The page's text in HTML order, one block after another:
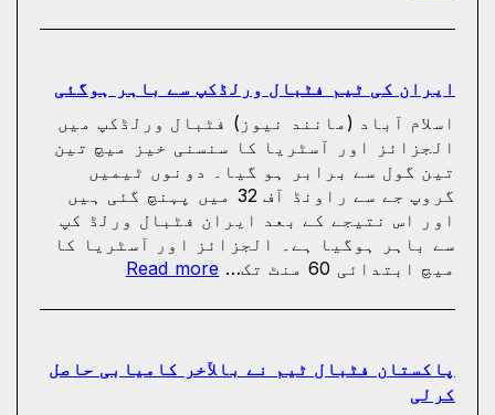
کی
کیساتھ
کا
ورلڈ
کپ
کا
سفر
اختتام
پذیر
ایران کی ٹیم فٹبال ورلڈکپ سے باہر ہوگئی
اسلام آباد (مانند نیوز) فٹبال ورلڈکپ میں
الجزائز اور آسٹریا کا سنسنی خیز میچ تین
تین گول سے برابر ہو گیا۔ دونوں ٹیمیں
گروپ جے سے راونڈ آف 32 میں پہنچ گئی ہیں
اور اس نتیجے کے بعد ایران فٹبال ورلڈ کپ
سے باہر ہوگیا ہے۔ الجزائز اور آسٹریا کا
میچ ابتدائی 60 منٹ تک…
Read more
:
کی
فٹبال
پاکستان فٹبال ٹیم نے بالآخر کامیابی حاصل
کرلی